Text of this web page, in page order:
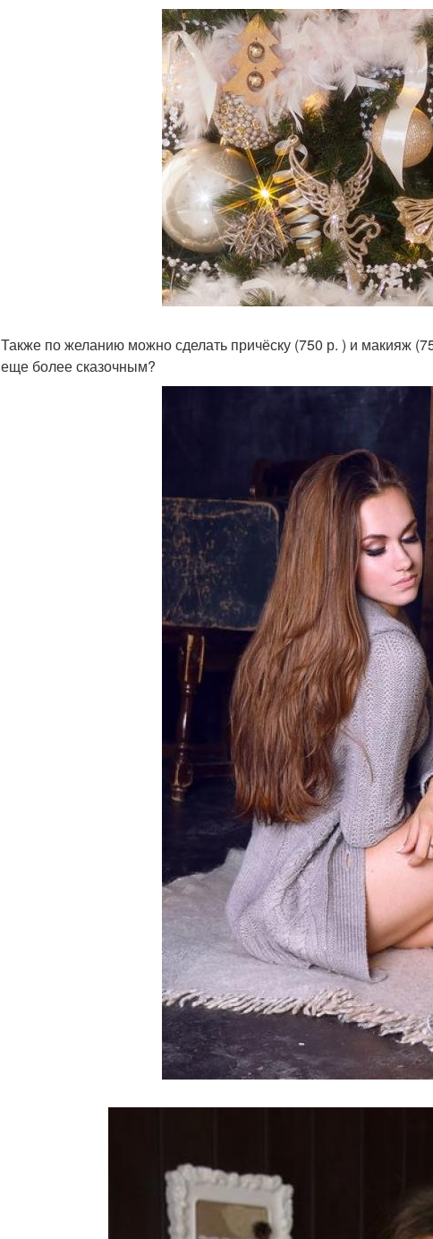
Также по желанию можно сделать причёску (750 р. ) и макияж
еще более сказочным?